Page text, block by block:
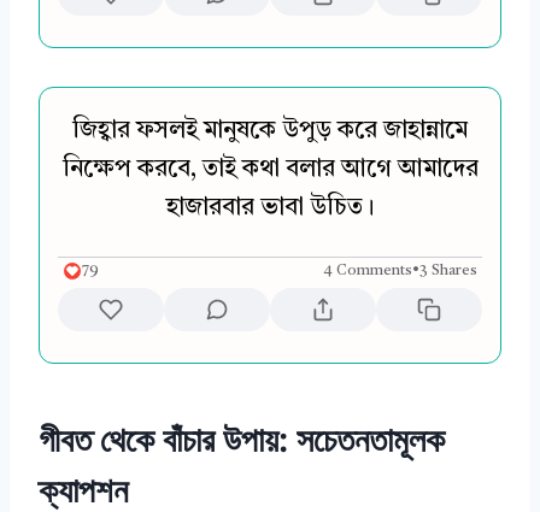
জিহ্বার ফসলই মানুষকে উপুড় করে জাহান্নামে
নিক্ষেপ করবে, তাই কথা বলার আগে আমাদের
হাজারবার ভাবা উচিত।
79 4 Comments•3 Shares
গীবত থেকে বাঁচার উপায়: সচেতনতামূলক
ক্যাপশন